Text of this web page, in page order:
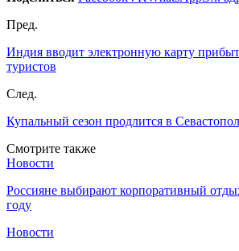
Пред.
Индия вводит электронную карту
туристов
След.
Купальный сезон продлится в
Смотрите также
Новости
Россияне выбирают корпоративный
году
Новости